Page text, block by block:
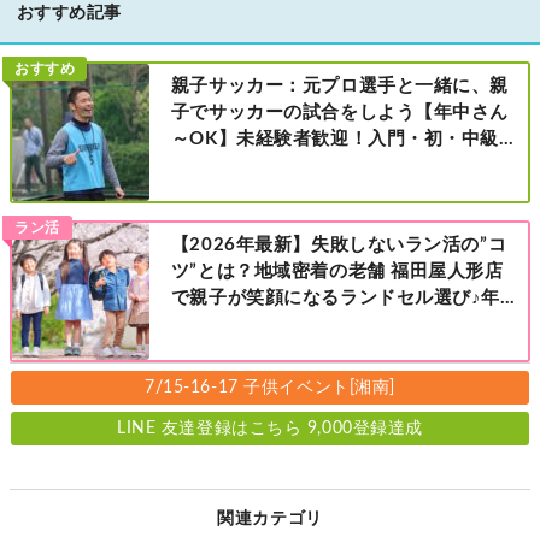
おすすめ記事
おすすめ
親子サッカー：元プロ選手と一緒に、親
子でサッカーの試合をしよう【年中さん
～OK】未経験者歓迎！入門・初・中級の
ラン活
【2026年最新】失敗しないラン活の”コ
ツ”とは？地域密着の老舗 福田屋人形店
で親子が笑顔になるランドセル選び♪年
店・町田店・マルイファミリー溝口店］
7/15-16-17 子供イベント[湘南]
LINE 友達登録はこちら 9,000登録達成
関連カテゴリ